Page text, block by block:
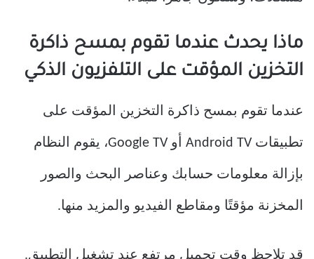
ماذا يحدث عندما تقوم بمسح ذاكرة
التخزين المؤقت على التلفزيون الذكي
عندما تقوم بمسح ذاكرة التخزين المؤقت على
تطبيقات Android TV أو Google TV، يقوم النظام
بإزالة معلومات حسابك وعناصر البحث والصور
المخزنة مؤقتًا ومقاطع الفيديو والمزيد منها.
قد تلاحظ وقت تحميل مرتفع عند تشغيل التطبيق.